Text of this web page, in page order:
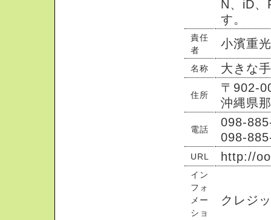
N、iD
す。
責任
者
小濱重光
名称 大きな
住所
〒902-
沖縄県
電話
098-
098-
URL http://
イン
フォ
メー
ショ
クレジ